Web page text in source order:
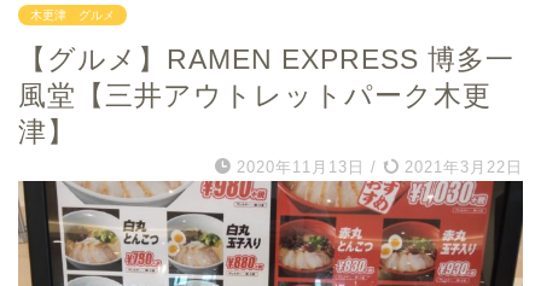
木更津 グルメ
【グルメ】RAMEN EXPRESS 博多一
風堂【三井アウトレットパーク木更
津】
2020年11月13日 / 2021年3月22日